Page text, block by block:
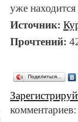
уже находится
Источник:
Прочтений:
Поделиться…